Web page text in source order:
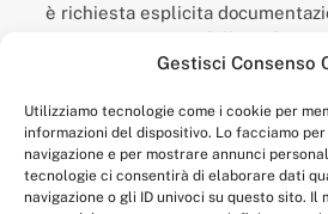
Gestisci Consenso
Utilizziamo tecnologie come i cookie per
informazioni del dispositivo. Lo facciamo
navigazione e per mostrare annunci
tecnologie ci consentirà di elaborare dati
navigazione o gli ID univoci su questo sito. Il
è richiesta esplicita
della redazione.
“Anagnia” è un marchio registrato
Economico,
num. registrazione:
Per contatti: